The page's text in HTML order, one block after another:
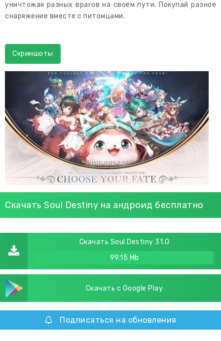
уничтожая разных врагов на своем пути. Покупай разное
снаряжение вместе с питомцами.
Скриншоты
Скачать Soul Destiny на андроид бесплатно
Скачать Soul Destiny 31.0
99.15 Mb
Скачать с Google Play
Подписаться на обновления